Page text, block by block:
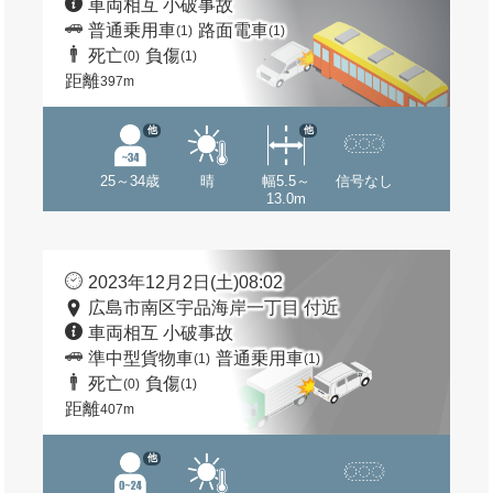
車両相互 小破事故
普通乗用車(1) 路面電車(1)
死亡(0) 負傷(1)
距離397m
25～34歳
他
晴
幅5.5～
13.0m
他
信号なし
2023年12月2日(土)08:02
広島市南区宇品海岸一丁目 付近
車両相互 小破事故
準中型貨物車(1) 普通乗用車(1)
死亡(0) 負傷(1)
距離407m
他